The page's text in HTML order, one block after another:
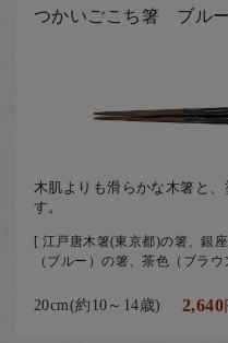
つかいごこち箸 ブル
木肌よりも滑らかな木箸と
す。
[ 江戸唐木箸(東京都)の箸、銀
（ブルー）の箸、茶色（ブラ
20cm(約10～14歳) 2,640